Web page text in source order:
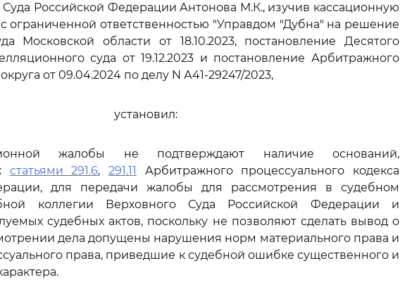
Суда Российской Федерации Антонова М.К., изучив кассационную
ограниченной ответственностью "Управдом "Дубна" на решение
Московской области от 18.10.2023, постановление Десятого
суда от 19.12.2023 и постановление Арбитражного
от 09.04.2024 по делу N А41-29247/2023,
установил:
жалобы не подтверждают наличие оснований,
статьями 291.6,291.11
Арбитражного процессуального кодекса
для передачи жалобы для рассмотрения в судебном
коллегии Верховного Суда Российской Федерации и
судебных актов, поскольку не позволяют сделать вывод о
дела допущены нарушения норм материального права и
права, приведшие к судебной ошибке существенного и